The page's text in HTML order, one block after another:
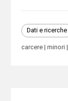
Dati e ricerche
carcere minori